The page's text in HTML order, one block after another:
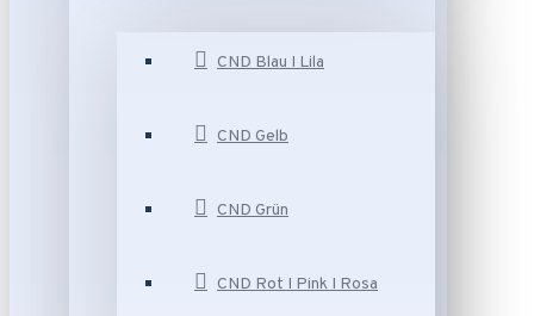
CND Blau I Lila
CND Gelb
CND Grün
CND Rot I Pink I Rosa